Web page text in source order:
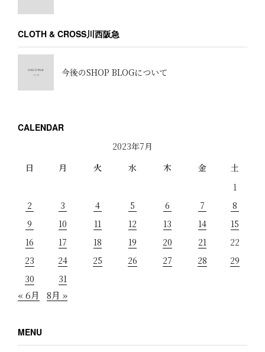
CLOTH & CROSS川西阪急
今後のSHOP BLOGについて
CALENDAR
2023年7月
日
月 火 水 木 金
土
1
2
3 4 5 6 7
8
9
10 11 12 13 14
15
16
17 18 19 20 21
22
23
24 25 26 27 28
29
30
31
« 6月 8月 »
MENU